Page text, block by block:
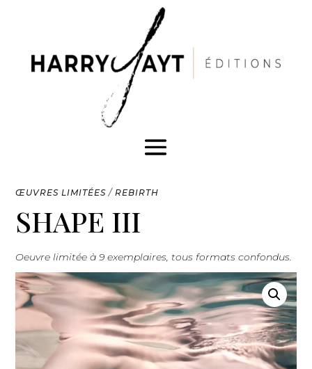
ŒUVRES LIMITÉES /REBIRTH
SHAPE III
Oeuvre limitée à 9 exemplaires, tous formats confondus.